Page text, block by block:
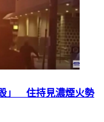
」 住持見濃煙火勢